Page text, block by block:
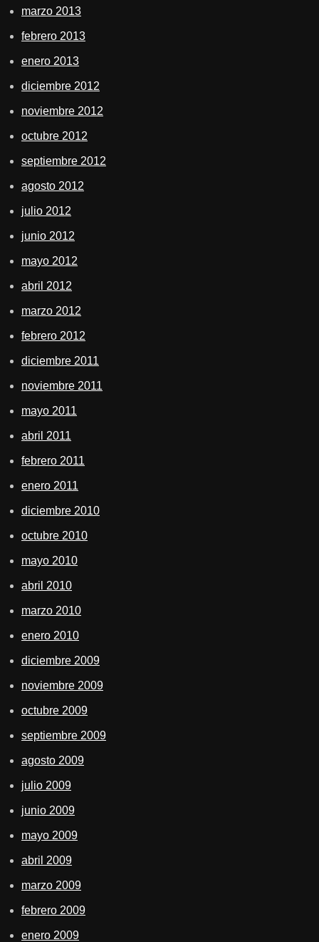
marzo 2013
febrero 2013
enero 2013
diciembre 2012
noviembre 2012
octubre 2012
septiembre 2012
agosto 2012
julio 2012
junio 2012
mayo 2012
abril 2012
marzo 2012
febrero 2012
diciembre 2011
noviembre 2011
mayo 2011
abril 2011
febrero 2011
enero 2011
diciembre 2010
octubre 2010
mayo 2010
abril 2010
marzo 2010
enero 2010
diciembre 2009
noviembre 2009
octubre 2009
septiembre 2009
agosto 2009
julio 2009
junio 2009
mayo 2009
abril 2009
marzo 2009
febrero 2009
enero 2009